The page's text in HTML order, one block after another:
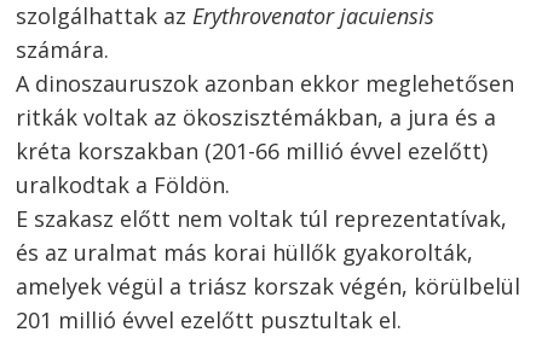
szolgálhattak azErythrovenator jacuiensis
számára.
A dinoszauruszok azonban ekkor meglehetősen
ritkák voltak az ökoszisztémákban, a jura és a
kréta korszakban (201-66 millió évvel ezelőtt)
uralkodtak a Földön.
E szakasz előtt nem voltak túl reprezentatívak,
és az uralmat más korai hüllők gyakorolták,
amelyek végül a triász korszak végén, körülbelül
201 millió évvel ezelőtt pusztultak el.